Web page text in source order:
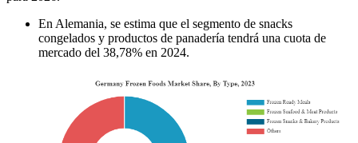
En Alemania, se estima que el segmento de snacks
congelados y productos de panadería tendrá una cuota de
mercado del 38,78% en 2024.